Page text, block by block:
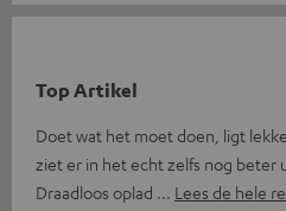
Top Artikel
Doet wat het moet doen, ligt
ziet er in het echt zelfs nog beter
Draadloos oplad
Lees de hele